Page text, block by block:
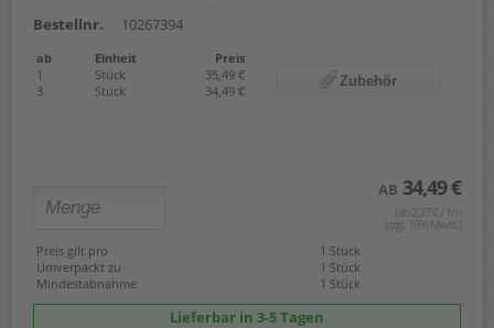
Bestellnr.
10267394
ab Einheit
Preis
1
Stück
35,49 €
3
Stück 34,49 €
Zubehör
AB 34,49 €
(ab 2,27 € / 1m
(zzgl. 19% Mwst.)
Preis gilt pro
1 Stück
Umverpackt zu
1 Stück
Mindestabnahme
1 Stück
Lieferbar in 3-5 Tagen